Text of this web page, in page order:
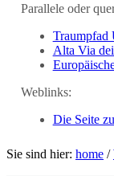
Parallele oder
Traumpfad
Alta Via
Weblinks:
Die Seite
Sie sind hier: home /